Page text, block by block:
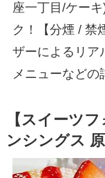
座一丁目/ケー
ク！【分煙 / 禁
ザーによるリア
メニューなどの
【スイーツ
ンシングス